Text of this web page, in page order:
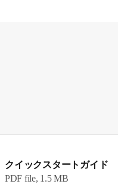
クイックスタートガイド
PDF file, 1.5 MB